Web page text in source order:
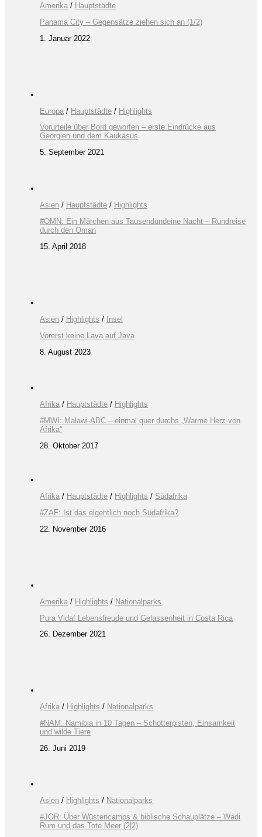
Amerika / Hauptstädte
Panama City – Gegensätze ziehen sich an (1/2)
1. Januar 2022
Europa / Hauptstädte / Highlights
Vorurteile über Bord geworfen – erste Eindrücke aus
Georgien und dem Kaukasus
5. September 2021
Asien / Hauptstädte / Highlights
#OMN: Ein Märchen aus Tausendundeine Nacht – Rundreise
durch den Oman
15. April 2018
Asien / Highlights / Insel
Vorerst keine Lava auf Java
8. August 2023
Afrika / Hauptstädte / Highlights
#MWI: Malawi-ABC – einmal quer durchs „Warme Herz von
Afrika“
28. Oktober 2017
Afrika / Hauptstädte / Highlights / Südafrika
#ZAF: Ist das eigentlich noch Südafrika?
22. November 2016
Amerika / Highlights / Nationalparks
Pura Vida! Lebensfreude und Gelassenheit in Costa Rica
26. Dezember 2021
Afrika / Highlights / Nationalparks
#NAM: Namibia in 10 Tagen – Schotterpisten, Einsamkeit
und wilde Tiere
26. Juni 2019
Asien / Highlights / Nationalparks
#JOR: Über Wüstencamps & biblische Schauplätze – Wadi
Rum und das Tote Meer (2|2)